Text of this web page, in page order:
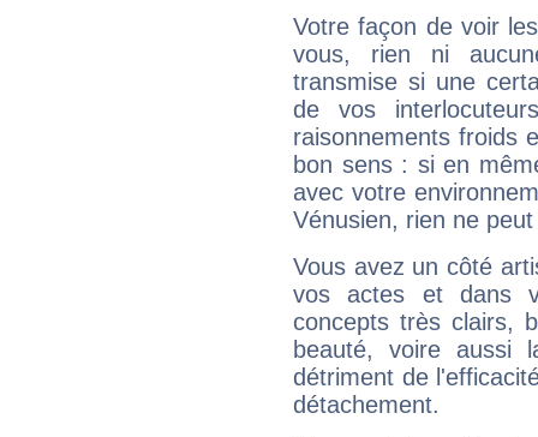
Votre façon de voir
vous, rien ni
transmise si une
de vos
raisonnements froids
bon sens : si en
avec votre
Vénusien, rien ne
Vous avez un côté
vos actes et dans
concepts très clairs,
beauté, voire aussi
détriment de
détachement.